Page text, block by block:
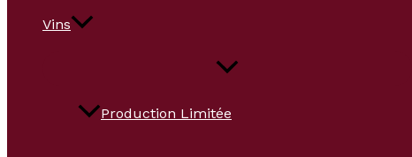
Vins
Production Limitée